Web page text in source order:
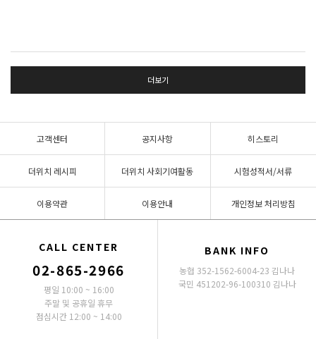
더보기
고객센터 공지사항 히스토리
더위치 레시피 더위치 사회기여활동 시험성적서/서류
이용약관 이용안내 개인정보 처리방침
CALL CENTER
02-865-2966
평일 10:00 ~ 16:00
주말 및 공휴일 휴무
점심시간 12:00 ~ 14:00
BANK INFO
농협 352-1562-6004-23 김나나
국민 451202-96-100310 김나나